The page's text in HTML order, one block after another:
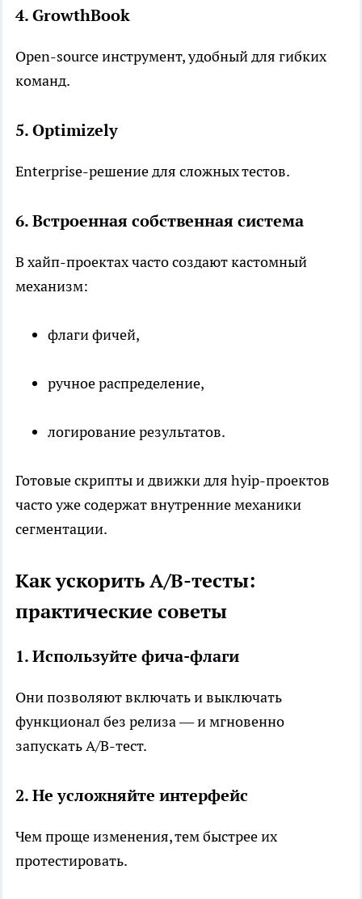
4. GrowthBook
Open-source инструмент, удобный для гибких
команд.
5. Optimizely
Enterprise-решение для сложных тестов.
6. Встроенная собственная система
В хайп-проектах часто создают кастомный
механизм:
флаги фичей,
ручное распределение,
логирование результатов.
Готовые скрипты и движки для hyip-проектов
часто уже содержат внутренние механики
сегментации.
Как ускорить A/B-тесты:
практические советы
1. Используйте фича-флаги
Они позволяют включать и выключать
функционал без релиза — и мгновенно
запускать A/B-тест.
2. Не усложняйте интерфейс
Чем проще изменения, тем быстрее их
протестировать.